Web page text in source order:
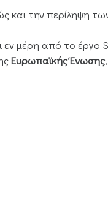
και την περίληψη
μέρη από το έργο
Ευρωπαϊκής Ένωσης